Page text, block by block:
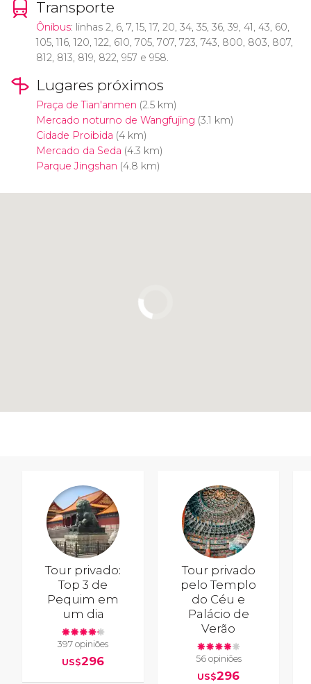
Transporte
Ônibus: linhas 2, 6, 7, 15, 17, 20, 34, 35, 36, 39, 41, 43, 60,
105, 116, 120, 122, 610, 705, 707, 723, 743, 800, 803, 807,
812, 813, 819, 822, 957 e 958.
Lugares próximos
Praça de Tian'anmen (2.5 km)
Mercado noturno de Wangfujing (3.1 km)
Cidade Proibida (4 km)
Mercado da Seda (4.3 km)
Parque Jingshan (4.8 km)
Tour privado:
Top 3 de
Pequim em
um dia
397 opiniões
US$296
Tour privado
pelo Templo
do Céu e
Palácio de
Verão
56 opiniões
US$296